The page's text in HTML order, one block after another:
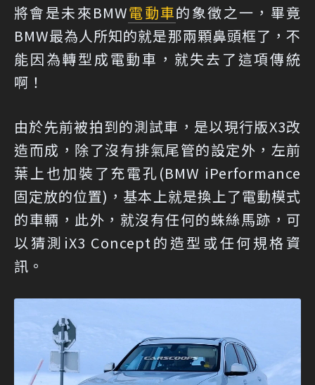
將會是未來BMW電動車的象徵之一，畢竟
BMW最為人所知的就是那兩顆鼻頭框了，不
能因為轉型成電動車，就失去了這項傳統
啊！
由於先前被拍到的測試車，是以現行版X3改
造而成，除了沒有排氣尾管的設定外，左前
葉上也加裝了充電孔(BMW iPerformance
固定放的位置)，基本上就是換上了電動模式
的車輛，此外，就沒有任何的蛛絲馬跡，可
以猜測iX3 Concept的造型或任何規格資
訊。